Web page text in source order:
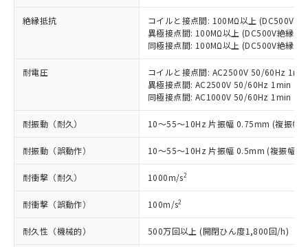
絶縁抵抗
コイルと接点間: 100MΩ以上 (DC500V絶
異極接点間: 100MΩ以上 (DC500V絶縁抵
同極接点間: 100MΩ以上 (DC500V絶縁抵
耐電圧
コイルと接点間: AC2500V 50/60Hz 1min
異極接点間: AC2500V 50/60Hz 1min
同極接点間: AC1000V 50/60Hz 1min
耐振動（耐久） 10～55～10Hz 片振幅 0.75mm (複振幅
耐振動（誤動作） 10～55～10Hz 片振幅 0.5mm (複振幅
耐衝撃（耐久） 1000m/s2
耐衝撃（誤動作） 100m/s2
耐久性（機械的） 500万回以上 (開閉ひん度1,800回/h)
本サービスの対象外となる商品もある
ことをご了承ください。
在庫状況および標準価格照会結果は、
記載している更新日時点での社内デー
タに基づき作成されるものであり、閲
覧された時点での実際の在庫および標
準価格とは異なる場合があることをご
正式な納期状況および標準価格はお客
様のお取引先、またはお客様担当のオ
ムロン制御機器販売店・当社販売員に
ご相談ください。
オムロン制御機器販売店や当社販売拠
点は「
販売ネットワーク
在庫状況および標準価格結果を当社の
仕入先様の事情により、非含有部品として
いたものが、含有品と判明した場合などや
むを得ず変更することがあります。
鉛(Pb) 1000ppm以下、 水銀(Hg) 1000ppm以下、 カド
ミウム(Cd) 100ppm以下、
六価クロム(Cr(Ⅵ)) 1000ppm以下、ポリ臭化ビフェニル
ル) (DEHP)(別名：DOP) 1000ppm以下、フタル酸ブチ
ルベンジル（BBP） 1000ppm以下、フタル酸ジブチル
（DBP） 1000ppm以下、フタル酸ジイソブチル
(DIBP) 1000ppm以下
適用除外項目は除く。
フタル酸エステル類の４物質については閾値を超える意
図的な使用がないことを確認しています。
※2 対応予定月
「×」：最大均質材料含有率が中国RoHSの
基準値を超えていることを示します。
「－」：未確認です。当社販売部門へお問
*中国RoHS10物質の基準値 (GB/T26572)：
Pb(鉛) :1000ppm、 Hg(水銀) : 1000ppm、 Cd(カドミウ
Cr(Ⅵ)(六価クロム) : 1000ppm、 PBBs(ポリ臭化ビフェ
ニル類) : 1000ppm、 PBDEs(ポリ臭化ジフェニルエーテ
ル類) : 1000ppm、
DBP(フタル酸ジブチル) : 1000ppm、 DIBP(フタル酸ジ
イソブチル) : 1000ppm、 BBP(フタル酸ブチルベンジ
DEHP(フタル酸ビス(2-エチルヘキシル)) : 1000ppm
※2 環境保護使用期限
「ｅ」：有害物質（10物質）のすべてが基
当社は、これら貴社製品のうち、外国
為替および外国貿易法に定める商品
（以下｢規制貨物等」という）を輸出
または国外への提供する場合は、日本
国政府の輸出許可(または役務取引許
可)を取得するなどの必要な手続きを
当社は規制貨物を破棄する場合は、完
全に破砕するなど、違法に輸出されな
いよう必要な手段を講じます。
当社は貴社製品を、核兵器、ミサイ
ル、化学兵器、生物兵器またはその他
武器並びにこれらの製造装置等に一切
使用いたしません。
当社は、貴社製品を第三者に販売する
場合は、上記1、2および3の内容を当
○ 一定数以上の在庫あり
△ 一定数には満たないが在庫あり
－
在庫なし(最新の在庫状況につ
いては、お客様のお取引先、ま
たはお客様担当のオムロン制御
機器販売店・当社販売員にご確
認ください)